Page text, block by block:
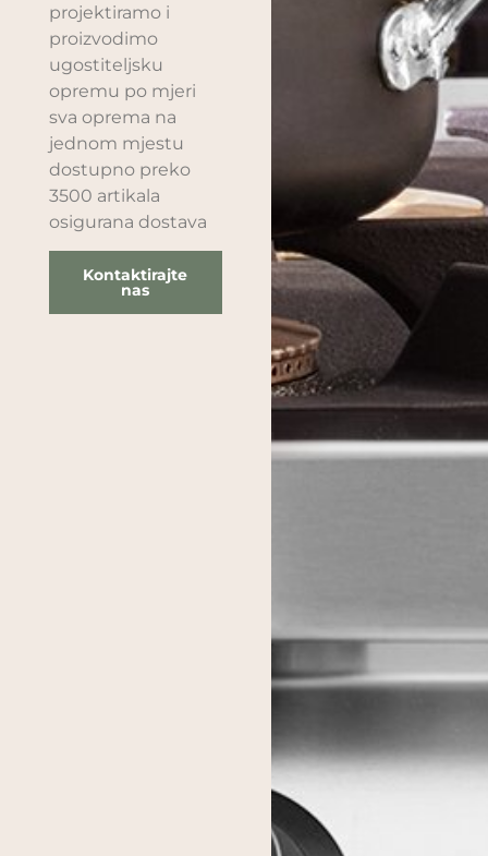
projektiramo i
proizvodimo
ugostiteljsku
opremu po mjeri
sva oprema na
jednom mjestu
dostupno preko
3500 artikala
osigurana dostava
Kontaktirajte
nas